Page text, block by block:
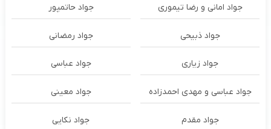
جواد امانی و رضا تیموری جواد حاتمپور
جواد ذبیحی جواد رمضانی
جواد زیاری جواد عباسی
جواد عباسی و مهدی احمدزاده جواد معینی
جواد مقدم جواد نکایی